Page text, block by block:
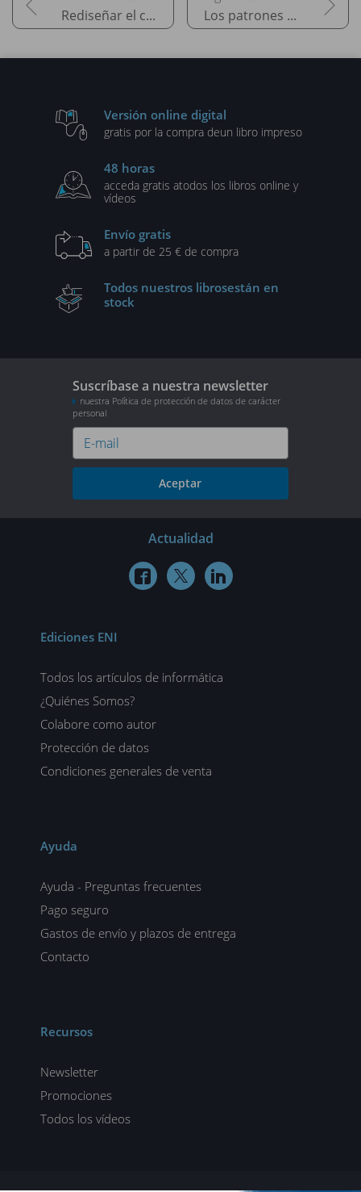
Rediseñar el código existente Los patrones en el diseño de aplicaciones
Versión online digital
gratis por la compra deun libro impreso
48 horas
acceda gratis atodos los libros online y
vídeos
Envío gratis
a partir de 25 € de compra
Todos nuestros librosestán en
stock
Suscríbase a nuestra newsletter
nuestra Política de protección de datos de carácter
personal
Aceptar
Actualidad
  
Ediciones ENI
Todos los artículos de informática
¿Quiénes Somos?
Colabore como autor
Protección de datos
Condiciones generales de venta
Ayuda
Ayuda - Preguntas frecuentes
Pago seguro
Gastos de envío y plazos de entrega
Contacto
Recursos
Newsletter
Promociones
Todos los vídeos